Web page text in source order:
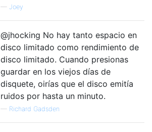
— Joey
@jhocking No hay tanto espacio en
disco limitado como rendimiento de
disco limitado. Cuando presionas
guardar en los viejos días de
disquete, oirías que el disco emitía
ruidos por hasta un minuto.
— Richard Gadsden